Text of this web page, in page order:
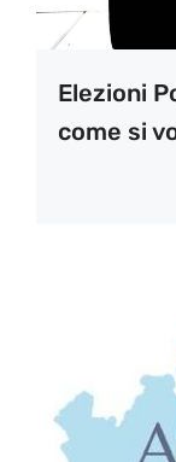
Elezioni
come si